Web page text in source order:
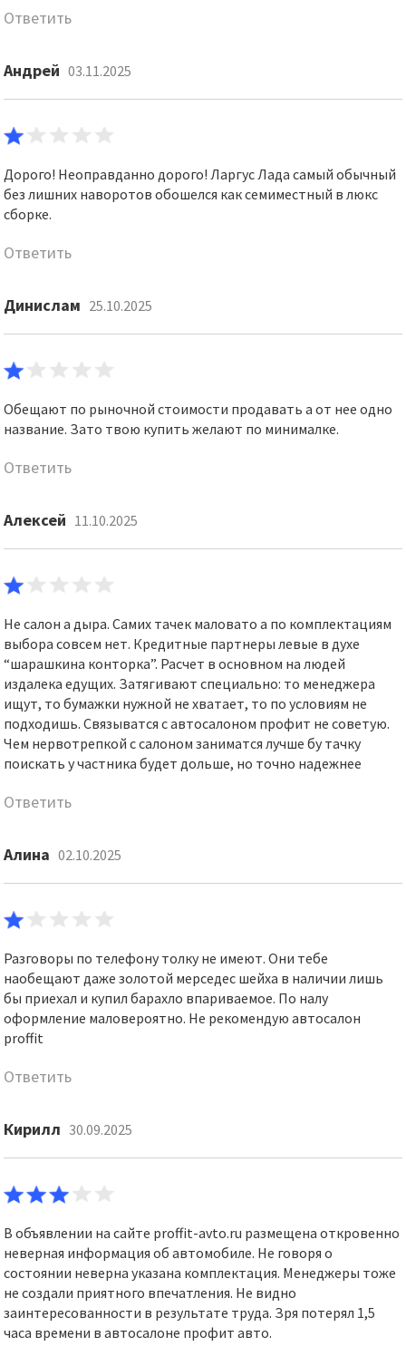
Ответить
Андрей 03.11.2025
Дорого! Неоправданно дорого! Ларгус Лада самый обычный
без лишних наворотов обошелся как семиместный в люкс
сборке.
Ответить
Динислам 25.10.2025
Обещают по рыночной стоимости продавать а от нее одно
название. Зато твою купить желают по минималке.
Ответить
Алексей 11.10.2025
Не салон а дыра. Самих тачек маловато а по комплектациям
выбора совсем нет. Кредитные партнеры левые в духе
“шарашкина конторка”. Расчет в основном на людей
издалека едущих. Затягивают специально: то менеджера
ищут, то бумажки нужной не хватает, то по условиям не
подходишь. Связыватся с автосалоном профит не советую.
Чем нервотрепкой с салоном заниматся лучше бу тачку
поискать у частника будет дольше, но точно надежнее
Ответить
Алина 02.10.2025
Разговоры по телефону толку не имеют. Они тебе
наобещают даже золотой мерседес шейха в наличии лишь
бы приехал и купил барахло впариваемое. По налу
оформление маловероятно. Не рекомендую автосалон
proffit
Ответить
Кирилл 30.09.2025
В объявлении на сайте proffit-avto.ru размещена откровенно
неверная информация об автомобиле. Не говоря о
состоянии неверна указана комплектация. Менеджеры тоже
не создали приятного впечатления. Не видно
заинтересованности в результате труда. Зря потерял 1,5
часа времени в автосалоне профит авто.